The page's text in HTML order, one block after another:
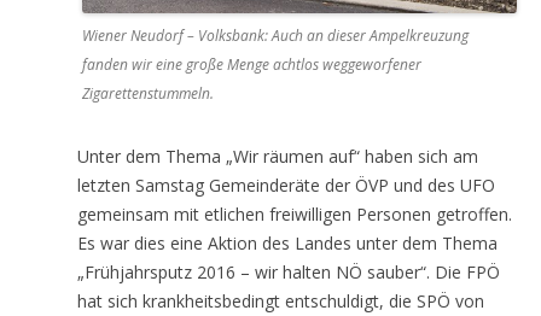
Wiener Neudorf – Volksbank: Auch an dieser Ampelkreuzung
fanden wir eine große Menge achtlos weggeworfener
Zigarettenstummeln.
Unter dem Thema „Wir räumen auf“ haben sich am
letzten Samstag Gemeinderäte der ÖVP und des UFO
gemeinsam mit etlichen freiwilligen Personen getroffen.
Es war dies eine Aktion des Landes unter dem Thema
„Frühjahrsputz 2016 – wir halten NÖ sauber“. Die FPÖ
hat sich krankheitsbedingt entschuldigt, die SPÖ von